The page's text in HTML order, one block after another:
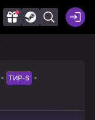
ТИР-S